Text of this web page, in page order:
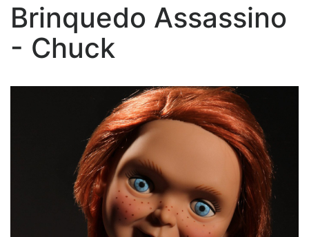
Brinquedo Assassino
- Chuck